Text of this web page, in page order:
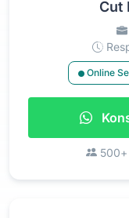
Cut
Online
500+